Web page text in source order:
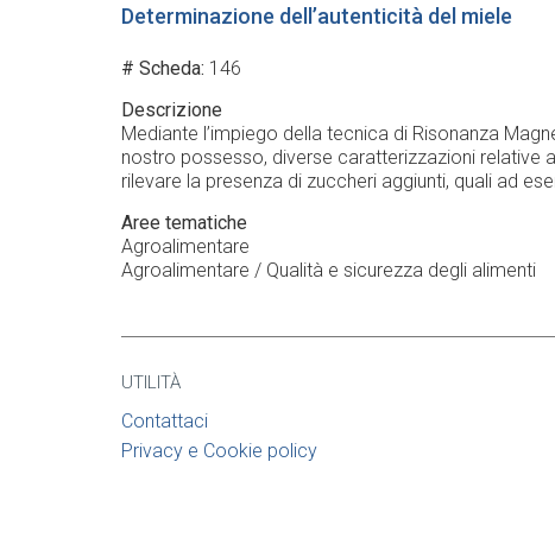
Determinazione dell’autenticità del miele
# Scheda 146
Descrizione
Mediante l’impiego della tecnica di Risonanza
nostro possesso, diverse caratterizzazioni relative
rilevare la presenza di zuccheri aggiunti, quali ad
Aree tematiche
Agroalimentare
Agroalimentare / Qualità e sicurezza degli alimenti
UTILITÀ
Contattaci
Privacy e Cookie policy